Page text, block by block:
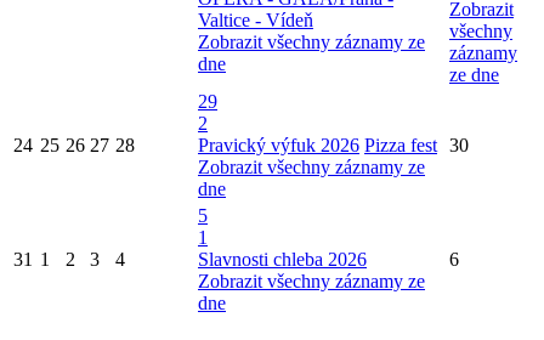
Valtice - Vídeň
Zobrazit všechny záznamy ze
dne
Zobrazit
všechny
záznamy
ze dne
24 25 26 27 28
29
2
Pravický výfuk 2026 Pizza fest
Zobrazit všechny záznamy ze
dne
30
31 1 2 3 4
5
1
Slavnosti chleba 2026
Zobrazit všechny záznamy ze
dne
6